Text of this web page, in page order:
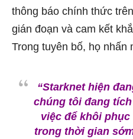
thông báo chính thức
gián đoạn và cam kết
Trong tuyên bố, họ nhấn
“Starknet hiện
chúng tôi đang
việc để khôi
trong thời gian